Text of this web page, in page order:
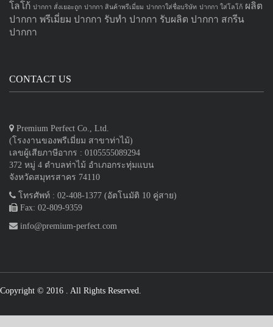
โลโก้ ปากกา สั่งเยอะถูก ปากกา สินค้าพรีเมี่ยม ปากกาใส่ชื่อบริษัท ปากกา ใส่โลโก้ ผลิต
ปากกา พรีเมี่ยม ปากกา รับทำ ปากกา รับผลิต ปากกา สกรีน
ปากกา
CONTACT US
Premium Perfect Co., Ltd.
(โรงงานของพรีเมี่ยม สาขาท่าไม้)
เลขผู้เสียภาษีอากร : 0105555089294
372 หมู่ 4 ตำบลท่าไม้ อำเภอกระทุ่มแบน
จังหวัดสมุทรสาคร 74110
โทรศัพท์ : 02-408-1377 (อัตโนมัติ 10 คู่สาย)
Fax: 02-809-9359
info@premium-perfect.com
Copyright © 2016 . All Rights Reserved.